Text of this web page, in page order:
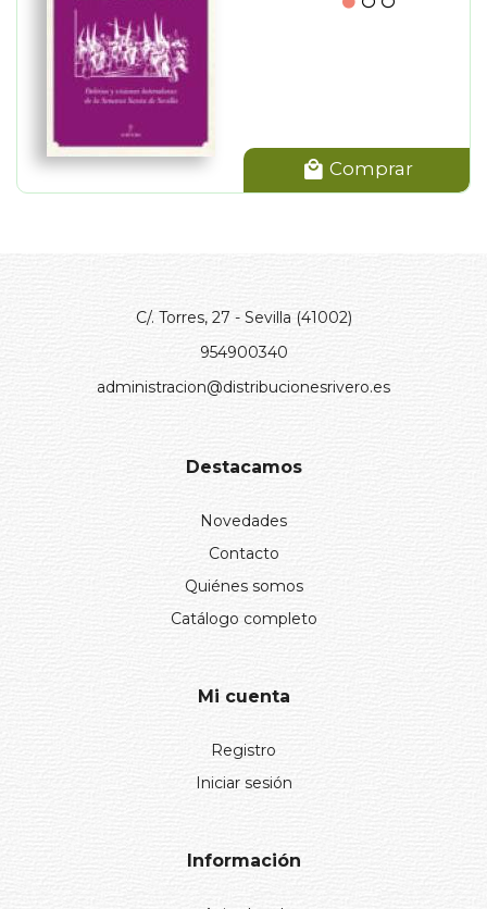
Comprar
C/. Torres, 27 - Sevilla (41002)
954900340
administracion@distribucionesrivero.es
Destacamos
Novedades
Contacto
Quiénes somos
Catálogo completo
Mi cuenta
Registro
Iniciar sesión
Información